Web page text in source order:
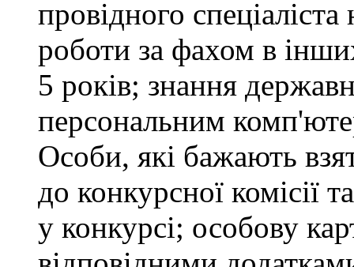
провідного
роботи за фахом в
5 років; знання
персональним
Особи, які бажають
до конкурсної комісії
у конкурсі; особову